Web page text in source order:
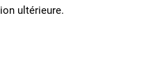
ultérieure.